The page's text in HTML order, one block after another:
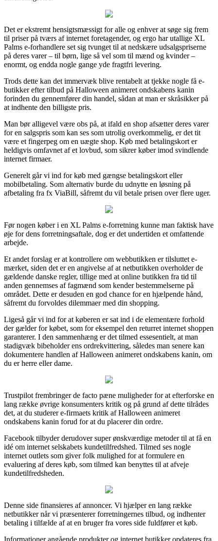
Det er ekstremt hensigtsmæssigt for alle og enhver at søge sig frem
til priser på tværs af internet foretagender, og ergo har utallige XL
Palms e-forhandlere set sig tvunget til at nedskære udsalgspriserne
på deres varer – til børn, lige så vel som til mænd og kvinder –
enormt, og endda nogle gange yde fragtfri levering.
Trods dette kan det immervæk blive rentabelt at tjekke nogle få e-
butikker efter tilbud på Halloween animeret ondskabens kanin
forinden du gennemfører din handel, sådan at man er skråsikker på
at indhente den billigste pris.
Man bør alligevel være obs på, at ifald en shop afsætter deres varer
for en salgspris som kan ses som utrolig overkommelig, er det tit
være et fingerpeg om en uægte shop. Køb med betalingskort er
heldigvis omfavnet af et lovbud, som sikrer køber imod svindlende
internet firmaer.
Generelt går vi ind for køb med gængse betalingskort eller
mobilbetaling. Som alternativ burde du udnytte en løsning på
afbetaling fra fx ViaBill, såfremt du vil betale prisen over flere uger.
Før nogen køber i en XL Palms e-forretning kunne man faktisk have
øje for dens forretningsaftale, dog er det undertiden et omfattende
arbejde.
Et andet forslag er at kontrollere om webbutikken er tilsluttet e-
mærket, siden det er en angivelse af at netbutikken overholder de
gældende danske regler, tillige med at online butikken fra tid til
anden gennemses af fagmænd som kender bestemmelserne på
området. Dette er desuden en god chance for en hjælpende hånd,
såfremt du forvoldes dilemmaer med din shopping.
Ligeså går vi ind for at køberen er sat ind i de elementære forhold
der gælder for købet, som for eksempel den returret internet shoppen
garanterer. I den sammenhæng er det tilmed essesentielt, at man
stadigvæk bibeholder ens ordrekvittering, således man senere kan
dokumentere handlen af Halloween animeret ondskabens kanin, om
du er herre eller dame.
Trustpilot frembringer de facto pæne muligheder for at efterforske en
lang række øvrige konsumenters kritik og på grund af dette tilrådes
det, at du studerer e-firmaets kritik af Halloween animeret
ondskabens kanin forud for at du placerer din ordre.
Facebook tilbyder derudover super ønskværdige metoder til at få en
idé om internet selskabets kundetilfredshed. Tilmed ses nogle
internet outlets som giver folk mulighed for at formulere en
evaluering af deres køb, som tilmed kan benyttes til at afveje
kundetilfredsheden.
Denne side finansieres af annoncer. Vi hjælper en lang række
netbutikker når vi præsenterer forretningernes tilbud, og indhenter
betaling i tilfælde af at en bruger fra vores side fuldfører et køb.
Informationer angående produkter og internet butikker opdateres fra